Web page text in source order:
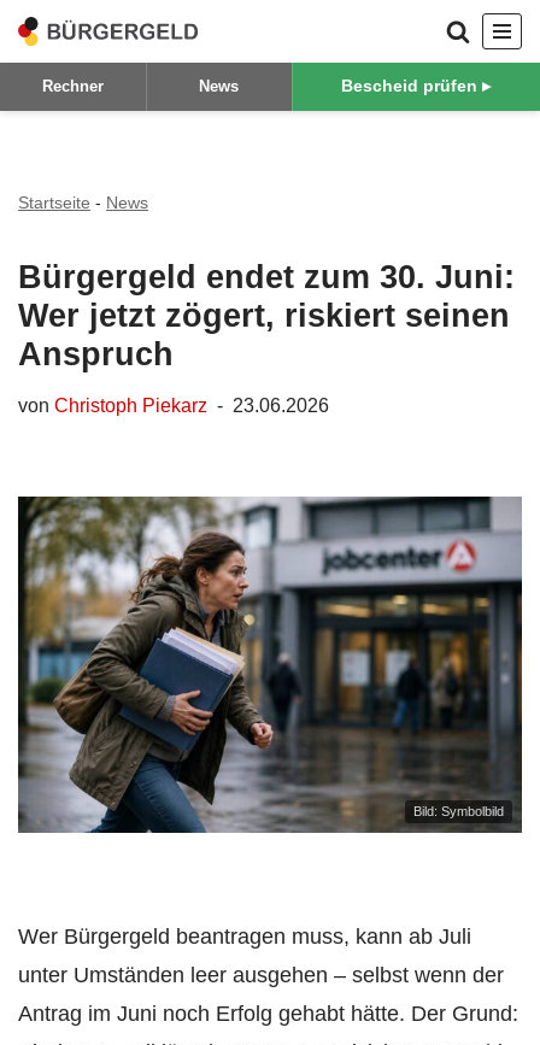
Zum
Inhalt
Rechner News Bescheid prüfen ▸
Startseite - News
Bürgergeld endet zum 30. Juni:
Wer jetzt zögert, riskiert seinen
Anspruch
von Christoph Piekarz 23.06.2026
Bild: Symbolbild
Wer Bürgergeld beantragen muss, kann ab Juli
unter Umständen leer ausgehen – selbst wenn der
Antrag im Juni noch Erfolg gehabt hätte. Der Grund: